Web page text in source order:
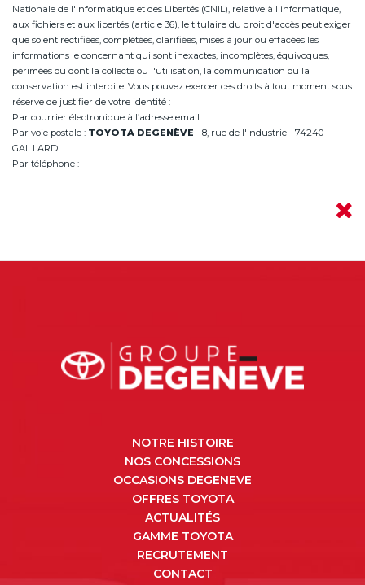
Nationale de l'Informatique et des Libertés (CNIL), relative à l'informatique,
aux fichiers et aux libertés (article 36), le titulaire du droit d'accès peut exiger
que soient rectifiées, complétées, clarifiées, mises à jour ou effacées les
informations le concernant qui sont inexactes, incomplètes, équivoques,
périmées ou dont la collecte ou l'utilisation, la communication ou la
conservation est interdite. Vous pouvez exercer ces droits à tout moment sous
réserve de justifier de votre identité :
Par courrier électronique à l’adresse email :
Par voie postale : TOYOTA DEGENÈVE - 8, rue de l'industrie - 74240
GAILLARD
Par téléphone :
NOTRE HISTOIRE
NOS CONCESSIONS
OCCASIONS DEGENEVE
OFFRES TOYOTA
ACTUALITÉS
GAMME TOYOTA
RECRUTEMENT
CONTACT